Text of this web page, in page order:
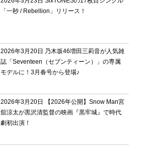
「一秒 / Rebellion」リリース！
2026年3月20日 乃木坂46増田三莉音が人気雑
誌「Seventeen（セブンティーン）」の専属
モデルに！3月春号から登場♪
2026年3月20日
【2026年公開】Snow Man宮
舘涼太が黒沢清監督の映画『黒牢城』で時代
劇初出演！